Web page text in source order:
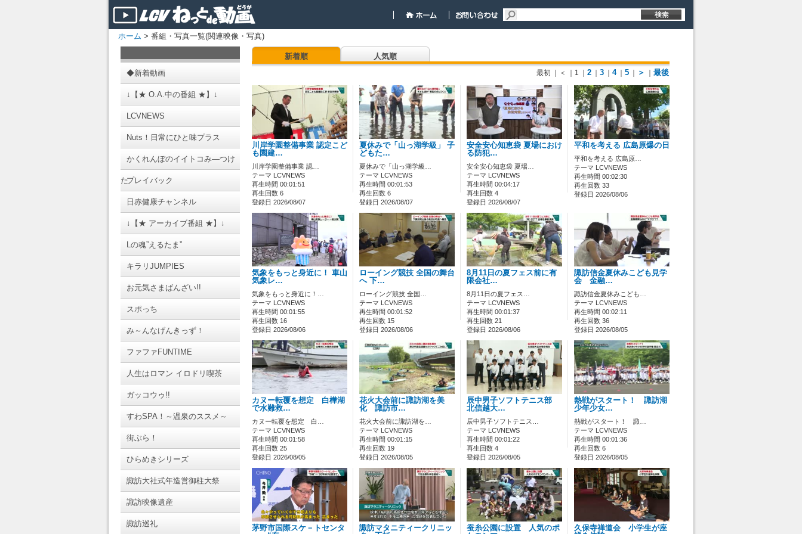
ホーム > 番組・写真一覧(関連映像・写真)
◆新着動画
↓【★ O.A.中の番組 ★】↓
LCVNEWS
Nuts！日常にひと味プラス
かくれんぼのイイトコみ―つけ
たプレイバック
日赤健康チャンネル
↓【★ アーカイブ番組 ★】↓
Lの魂”えるたま”
キラリJUMPIES
お元気さまばんざい!!
スポっち
み～んなげんきっず！
ファファFUNTIME
人生はロマン イロドリ喫茶
ガッコウゥ!!
すわSPA！～温泉のススメ～
街ぶら！
ひらめきシリーズ
諏訪大社式年造営御柱大祭
諏訪映像遺産
諏訪巡礼
新着順 人気順
最初 ｜＜ ｜1 2 3 4 5 ＞ 最後
川岸学園整備事業 認定こど
も園建…
川岸学園整備事業 認…
テーマ LCVNEWS
再生時間 00:01:51
再生回数 6
登録日 2026/08/07
夏休みで「山っ湖学級」 子
どもた…
夏休みで「山っ湖学級…
テーマ LCVNEWS
再生時間 00:01:53
再生回数 6
登録日 2026/08/07
安全安心知恵袋 夏場におけ
る防犯…
安全安心知恵袋 夏場…
テーマ LCVNEWS
再生時間 00:04:17
再生回数 4
登録日 2026/08/07
平和を考える 広島原爆の日
平和を考える 広島原…
テーマ LCVNEWS
再生時間 00:02:30
再生回数 33
登録日 2026/08/06
気象をもっと身近に！ 車山
気象レ…
気象をもっと身近に！…
テーマ LCVNEWS
再生時間 00:01:55
再生回数 16
登録日 2026/08/06
ローイング競技 全国の舞台
へ 下…
ローイング競技 全国…
テーマ LCVNEWS
再生時間 00:01:52
再生回数 15
登録日 2026/08/06
8月11日の夏フェス前に有
限会社…
8月11日の夏フェス…
テーマ LCVNEWS
再生時間 00:01:37
再生回数 21
登録日 2026/08/06
諏訪信金夏休みこども見学
会 金融…
諏訪信金夏休みこども…
テーマ LCVNEWS
再生時間 00:02:11
再生回数 36
登録日 2026/08/05
カヌー転覆を想定 白樺湖
で水難救…
カヌー転覆を想定 白…
テーマ LCVNEWS
再生時間 00:01:58
再生回数 25
登録日 2026/08/05
花火大会前に諏訪湖を美
化 諏訪市…
花火大会前に諏訪湖を…
テーマ LCVNEWS
再生時間 00:01:15
再生回数 19
登録日 2026/08/05
辰中男子ソフトテニス部
北信越大…
辰中男子ソフトテニス…
テーマ LCVNEWS
再生時間 00:01:22
再生回数 4
登録日 2026/08/05
熱戦がスタート！ 諏訪湖
少年少女…
熱戦がスタート！ 諏…
テーマ LCVNEWS
再生時間 00:01:36
再生回数 6
登録日 2026/08/05
茅野市国際スケ－トセンタ
諏訪マタニティークリニッ
蚕糸公園に設置 人気のポ
久保寺禅道会 小学生が座